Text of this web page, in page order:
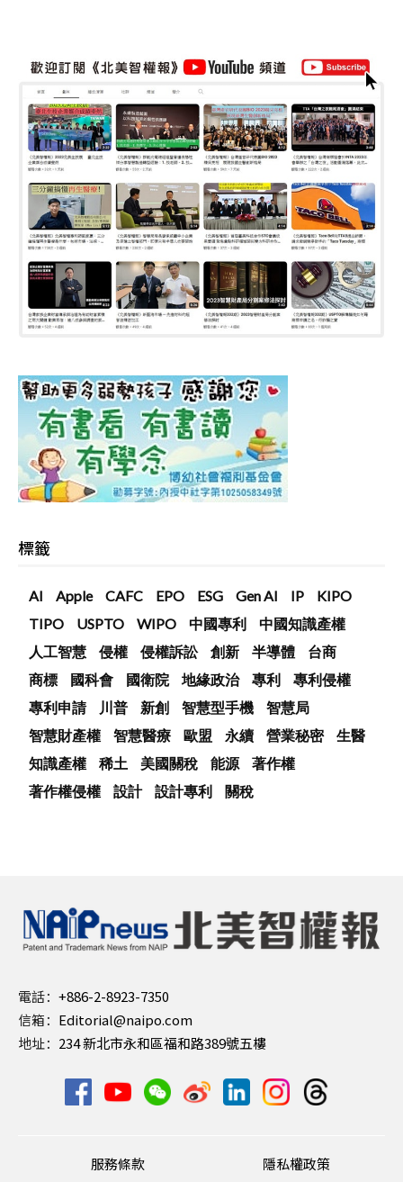
標籤
AI Apple CAFC EPO ESG Gen AI IP
KIPO
TIPO
USPTO WIPO 中國專利
中國知識產權
人工智慧
侵權 侵權訴訟 創新 半導體
台商
商標
國科會 國衛院 地緣政治 專利
專利侵權
專利申請
川普 新創 智慧型手機
智慧局
智慧財產權
智慧醫療 歐盟 永續 營業秘密
生醫
知識產權
稀土 美國關稅 能源
著作權
著作權侵權
設計 設計專利 關稅
電話： +886-2-8923-7350
信箱： Editorial@naipo.com
地址： 234 新北市永和區福和路389號五樓
服務條款
隱私權政策